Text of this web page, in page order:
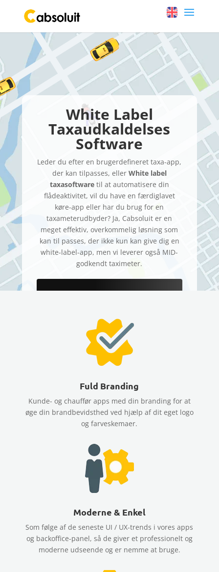
White Label
Taxaudkaldelses
Software
Leder du efter en brugerdefineret taxa-app,
der kan tilpasses, eller White label
taxasoftwaretil at automatisere din
flådeaktivitet, vil du have en færdiglavet
køre-app eller har du brug for en
taxameterudbyder? Ja, Cabsoluit er en
meget effektiv, overkommelig løsning som
kan til passes, der ikke kun kan give dig en
white-label-app, men vi leverer også MID-
godkendt taximeter.
BOOK EN GRATIS
Fuld Branding
Kunde- og chauffør apps med din branding for at
øge din brandbevidsthed ved hjælp af dit eget logo
og farveskemaer.
Moderne & Enkel
Som følge af de seneste UI / UX-trends i vores apps
og backoffice-panel, så de giver et professionelt og
moderne udseende og er nemme at bruge.